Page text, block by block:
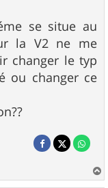
se situe au
la V2 ne me
changer le typ
ou changer ce
a